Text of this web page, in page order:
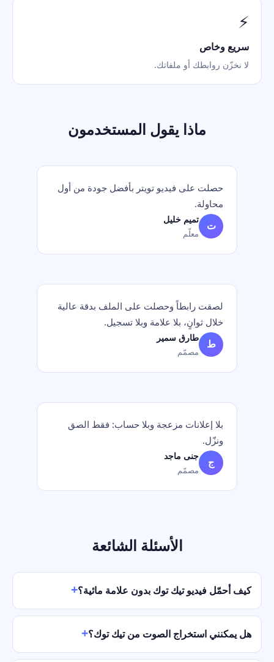
⚡
سريع وخاص
لا نخزّن روابطك أو ملفاتك.
ماذا يقول المستخدمون
حصلت على فيديو تويتر بأفضل جودة من أول
محاولة.
ت تميم خليل
معلّم
لصقت رابطاً وحصلت على الملف بدقة عالية
خلال ثوانٍ، بلا علامة وبلا تسجيل.
ط طارق سمير
مصمّم
بلا إعلانات مزعجة وبلا حساب: فقط الصق
ونزّل.
ج جنى ماجد
مصمّم
الأسئلة الشائعة
كيف أحمّل فيديو تيك توك بدون علامة مائية؟
هل يمكنني استخراج الصوت من تيك توك؟